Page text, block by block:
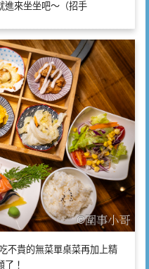
進來坐坐吧～（招手
不貴的無菜單桌菜再加上精
！